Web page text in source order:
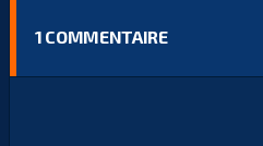
1 COMMENTAIRE